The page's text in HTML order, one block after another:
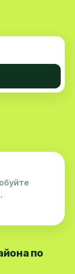
по